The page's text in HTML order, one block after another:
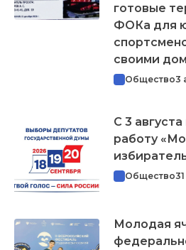
готовые
ФОКа для
своими
Общество3
С 3
работу
Общество
Молодая